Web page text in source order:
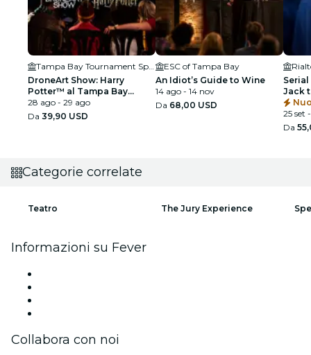
Tampa Bay Tournament Sportsplex
DroneArt Show: Harry
Potter™ al Tampa Bay
Tournament Sportsplex
28 ago - 29 ago
Da 39,90 USD
ESC of Tampa Bay
An Idiot’s Guide to Wine
14 ago - 14 nov
Da 68,00 USD
Jack
25 set
Da
Categorie correlate
Teatro The Jury Experience
Informazioni su Fever
Collabora con noi